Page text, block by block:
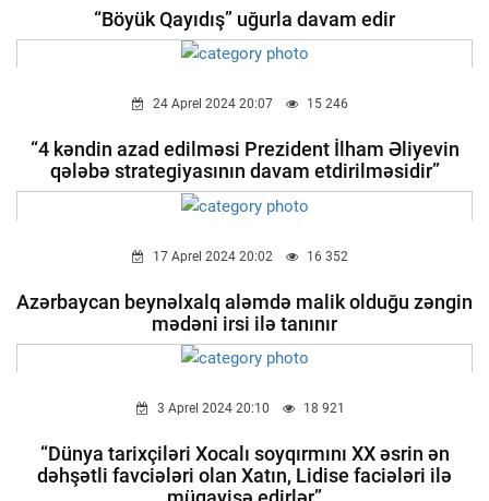
“Böyük Qayıdış” uğurla davam edir
24 Aprel 2024 20:07 15 246
“4 kəndin azad edilməsi Prezident İlham Əliyevin
qələbə strategiyasının davam etdirilməsidir”
17 Aprel 2024 20:02 16 352
Azərbaycan beynəlxalq aləmdə malik olduğu zəngin
mədəni irsi ilə tanınır
3 Aprel 2024 20:10 18 921
“Dünya tarixçiləri Xocalı soyqırmını XX əsrin ən
dəhşətli favciələri olan Xatın, Lidise faciələri ilə